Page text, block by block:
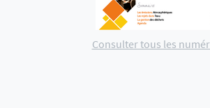
Consulter tous les